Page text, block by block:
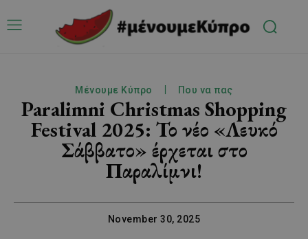
Μένουμε Κύπρο Που να πας
Paralimni Christmas Shopping
Festival 2025: Το νέο «Λευκό
Σάββατο» έρχεται στο
Παραλίμνι!
November 30, 2025